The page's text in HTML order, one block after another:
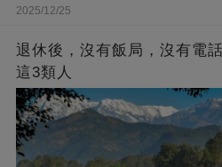
2025/12/25
退休後，沒有飯局，沒有電
這3類人